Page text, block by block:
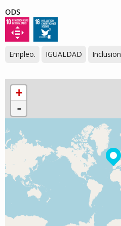
ODS
Empleo. IGUALDAD Inclusion
+
-